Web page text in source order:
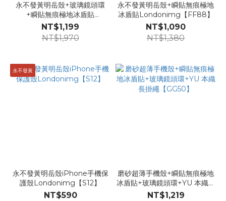
永不發黃明岳殼+玻璃鏡頭環
+瞬貼無痕極地冰盾貼
【GG44】
NT$1,199
NT$1,970
永不發黃明岳殼+瞬貼無痕極地
冰盾貼Londonimg【FF88】
NT$1,090
NT$1,380
永不發黃
永不發黃明岳殼iPhone手機保
護殼Londonimg【S12】
NT$590
磨砂超薄手機殼+瞬貼無痕極地
冰盾貼+玻璃鏡頭環+YU 本織長
掛繩【GG50】
NT$1,219